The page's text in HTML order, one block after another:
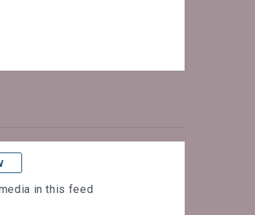
in this feed